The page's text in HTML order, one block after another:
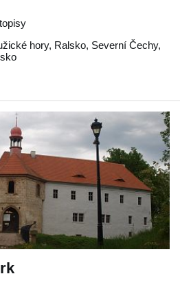
hory, Ralsko, Severní Čechy,